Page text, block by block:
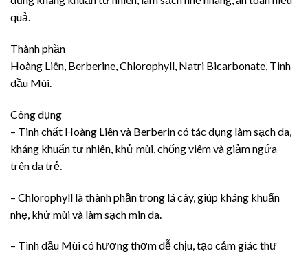
quả.
Thành phần
Hoàng Liên, Berberine, Chlorophyll, Natri Bicarbonate, Tinh
dầu Mùi.
Công dụng
– Tinh chất Hoàng Liên và Berberin có tác dụng làm sạch da,
kháng khuẩn tự nhiên, khử mùi, chống viêm và giảm ngứa
trên da trẻ.
– Chlorophyll là thành phần trong lá cây, giúp kháng khuẩn
nhẹ, khử mùi và làm sạch min da.
– Tinh dầu Mùi có hương thơm dễ chịu, tạo cảm giác thư